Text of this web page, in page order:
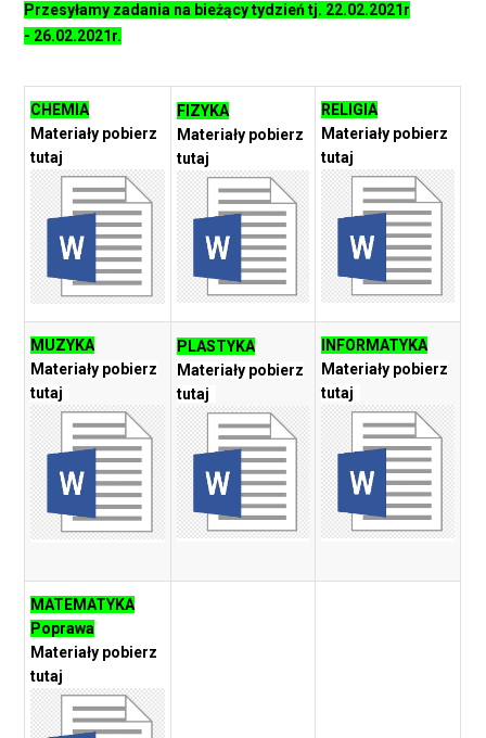
Przesyłamy zadania na bieżący tydzień tj. 22.02.2021r
- 26.02.2021r.
CHEMIA
Materiały pobierz
tutaj
FIZYKA
Materiały pobierz
tutaj
RELIGIA
Materiały pobierz
tutaj
MUZYKA
Materiały pobierz
tutaj
PLASTYKA
Materiały pobierz
tutaj
INFORMATYKA
Materiały pobierz
tutaj
MATEMATYKA
Poprawa
Materiały pobierz
tutaj